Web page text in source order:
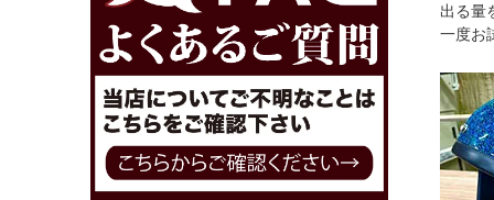
出る量
一度お